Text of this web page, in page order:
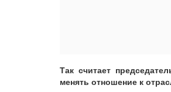
Так считает
менять отношение к